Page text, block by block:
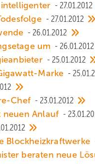
27.01.2012
27.01.2012
26.01.2012
um
26.01.2012
25.01.2012
Marke
Chef
23.01.2012
neuen Anlauf
Blockheizkraftwerke
beraten neue